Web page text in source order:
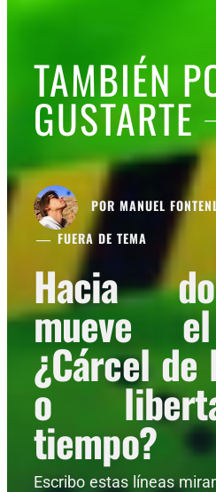
TAMBIÉN
GUSTARTE
POR MANUEL
FUERA DE TEMA
Hacia
mueve
¿Cárcel
o
tiempo?
Escribo estas líneas